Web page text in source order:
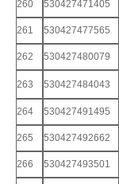
260 530427471405
261 530427477565
262 530427480079
263 530427484043
264 530427491495
265 530427492662
266 530427493501